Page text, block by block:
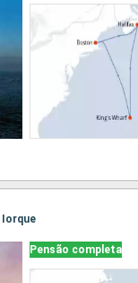
Iorque
Pensão completa